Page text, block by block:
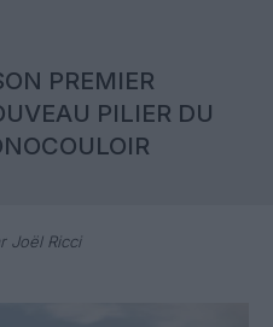
PREMIER
PILIER DU
Joël Ricci